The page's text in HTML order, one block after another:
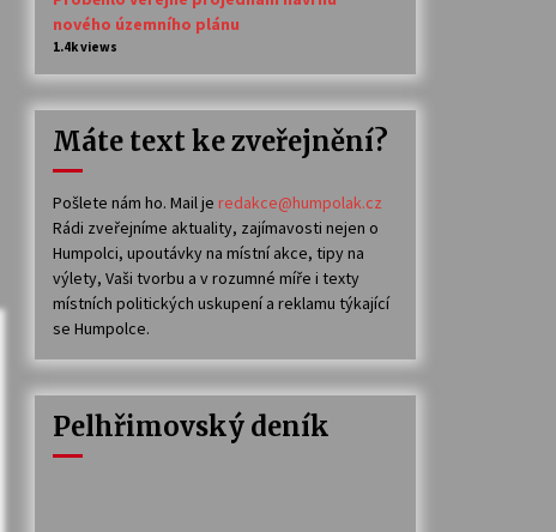
nového územního plánu
1.4k views
Máte text ke zveřejnění?
Pošlete nám ho. Mail je redakce@humpolak.cz
Rádi zveřejníme aktuality, zajímavosti nejen o
Humpolci, upoutávky na místní akce, tipy na
výlety, Vaši tvorbu a v rozumné míře i texty
místních politických uskupení a reklamu týkající
se Humpolce.
Pelhřimovský deník